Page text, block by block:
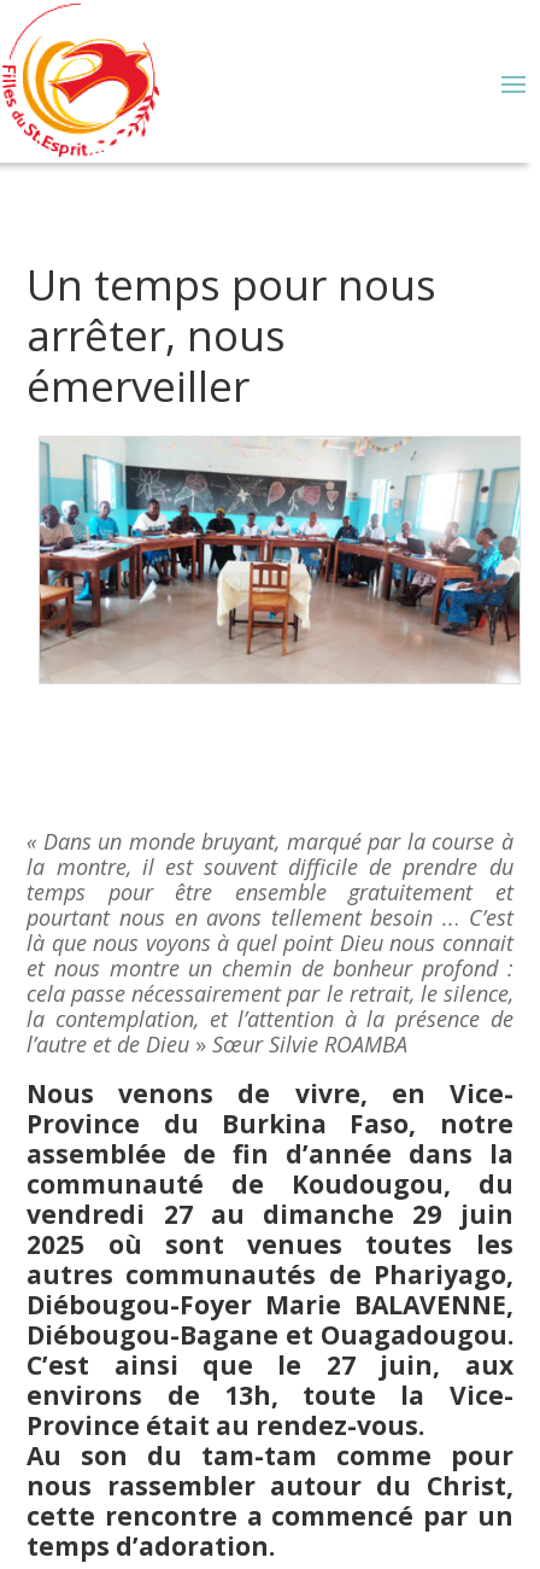
Un temps pour nous
arrêter, nous
émerveiller
« Dans un monde bruyant, marqué par la course à
la montre, il est souvent difficile de prendre du
temps pour être ensemble gratuitement et
pourtant nous en avons tellement besoin ... C’est
là que nous voyons à quel point Dieu nous connait
et nous montre un chemin de bonheur profond :
cela passe nécessairement par le retrait, le silence,
la contemplation, et l’attention à la présence de
l’autre et de Dieu »Sœur Silvie ROAMBA
Nous venons de vivre, en Vice-
Province du Burkina Faso, notre
assemblée de fin d’année dans la
communauté de Koudougou, du
vendredi 27 au dimanche 29 juin
2025 où sont venues toutes les
autres communautés de Phariyago,
Diébougou-Foyer Marie BALAVENNE,
Diébougou-Bagane et Ouagadougou.
C’est ainsi que le 27 juin, aux
environs de 13h, toute la Vice-
Province était au rendez-vous.
Au son du tam-tam comme pour
nous rassembler autour du Christ,
cette rencontre a commencé par un
temps d’adoration.